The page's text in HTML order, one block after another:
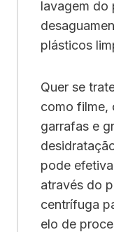
lavagem do
plásticos
Quer se
como filme,
garrafas e
pode
através do
centrífuga
elo de